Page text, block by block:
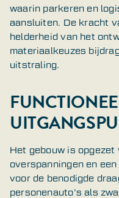
waarin parkeren en
aansluiten. De kracht
helderheid van het
materiaalkeuzes
uitstraling.
Het gebouw is
overspanningen en
voor de benodigde
personenauto’s als